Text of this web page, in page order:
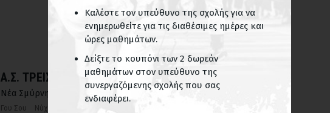
Α.Σ. ΤΡΕΙΣ ΘΗΣΑΥΡΟΙ
Νέα Σμύρνη
Γου Σου Νύχι του Αετού
Καλέστε τον υπεύθυνο της σχολής για να
ενημερωθείτε για τις διαθέσιμες ημέρες και
ώρες μαθημάτων.
Δείξτε το κουπόνι των 2 δωρεάν
μαθημάτων στον υπεύθυνο της
συνεργαζόμενης σχολής που σας
ενδιαφέρει.